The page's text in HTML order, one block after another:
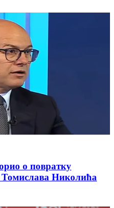
о повратку
Николића